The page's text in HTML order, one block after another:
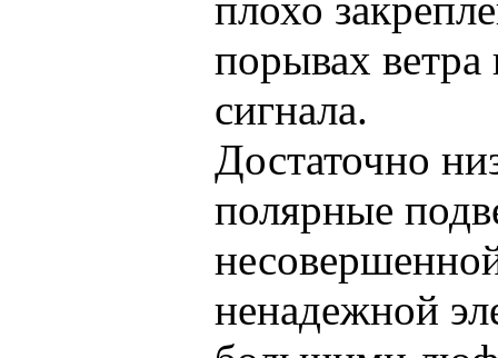
порывах ветра
сигнала.
Достаточно
полярные
ненадежной